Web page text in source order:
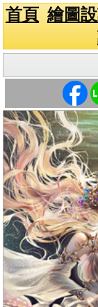
首頁 繪圖